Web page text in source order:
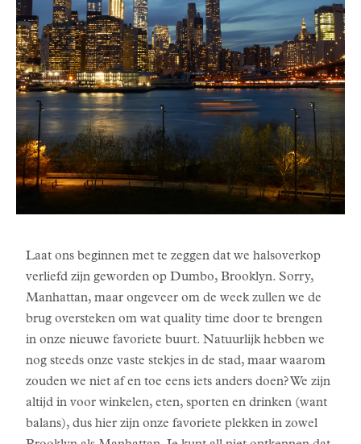
Laat ons beginnen met te zeggen dat we halsoverkop
verliefd zijn geworden op Dumbo, Brooklyn. Sorry,
Manhattan, maar ongeveer om de week zullen we de
brug oversteken om wat quality time door te brengen
in onze nieuwe favoriete buurt. Natuurlijk hebben we
nog steeds onze vaste stekjes in de stad, maar waarom
zouden we niet af en toe eens iets anders doen? We zijn
altijd in voor winkelen, eten, sporten en drinken (want
balans), dus hier zijn onze favoriete plekken in zowel